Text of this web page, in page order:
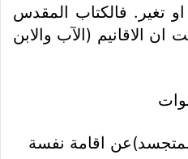
تغير. فالكتاب المقدس
ان الاقانيم (الآب والابن
اقامة نفسة